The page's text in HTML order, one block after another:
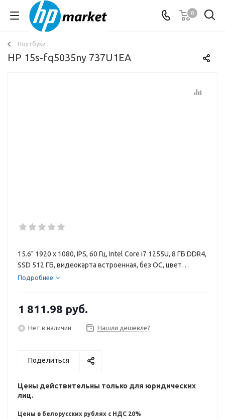
0
Ноутбуки
HP 15s-fq5035ny 737U1EA
15.6" 1920 x 1080, IPS, 60 Гц, Intel Core i7 1255U, 8 ГБ DDR4,
SSD 512 ГБ, видеокарта встроенная, без ОС, цвет
крышки черный, аккумулятор 41 Вт·ч
Подробнее
1 811.98 руб.
Нет в наличии Нашли дешевле?
Поделиться
Цены действительны только для юридических
лиц.
Цены в белорусских рублях с НДС 20%